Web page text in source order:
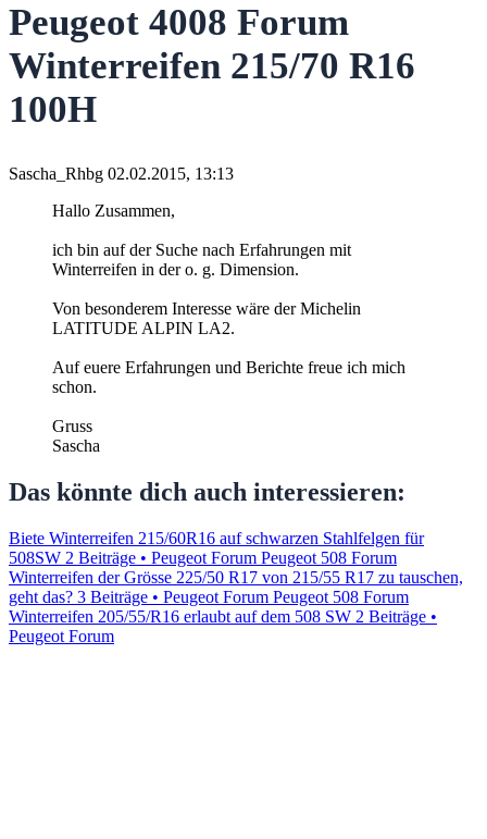
Peugeot 4008 Forum
Winterreifen 215/70 R16
100H
Sascha_Rhbg 02.02.2015, 13:13
Hallo Zusammen,
ich bin auf der Suche nach Erfahrungen mit
Winterreifen in der o. g. Dimension.
Von besonderem Interesse wäre der Michelin
LATITUDE ALPIN LA2.
Auf euere Erfahrungen und Berichte freue ich mich
schon.
Gruss
Sascha
Das könnte dich auch interessieren:
Biete Winterreifen 215/60R16 auf schwarzen Stahlfelgen für
508SW 2 Beiträge • Peugeot Forum Peugeot 508 Forum
Winterreifen der Grösse 225/50 R17 von 215/55 R17 zu tauschen,
geht das? 3 Beiträge • Peugeot Forum Peugeot 508 Forum
Winterreifen 205/55/R16 erlaubt auf dem 508 SW 2 Beiträge •
Peugeot Forum